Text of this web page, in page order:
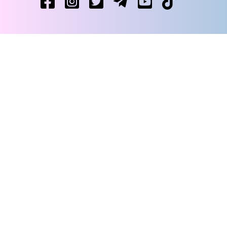
Уся правда про гіг-контракти — і ні слова
Стартує ІІІ Всеукраїнський молодіжний